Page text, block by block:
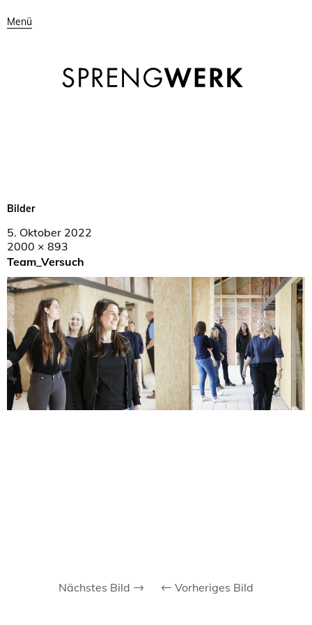
Menü
Bilder
5. Oktober 2022
2000 × 893
Team_Versuch
Nächstes Bild Vorheriges Bild